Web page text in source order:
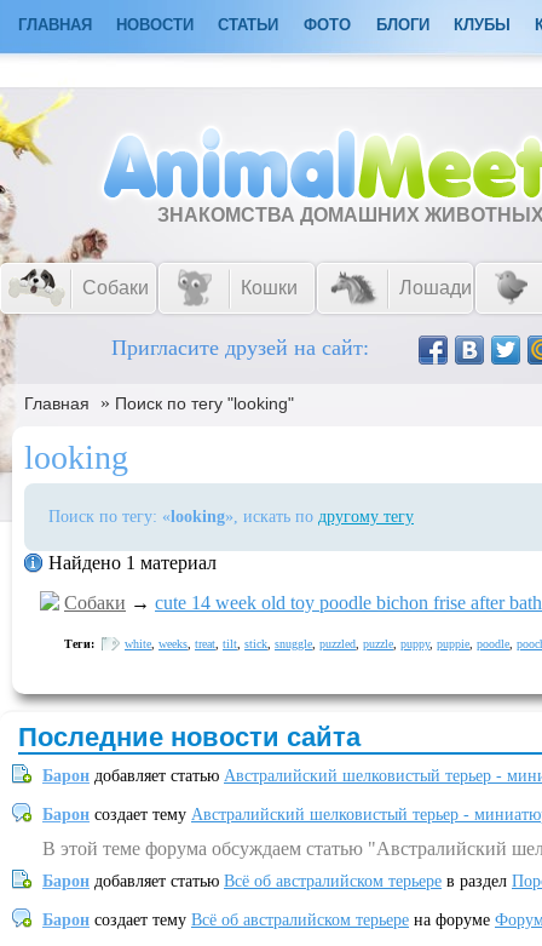
ГЛАВНАЯ НОВОСТИ СТАТЬИ ФОТО БЛОГИ КЛУБЫ
ЗНАКОМСТВА ДОМАШНИХ
Собаки Кошки Лошади
Пригласите друзей на сайт:
Главная » Поиск по тегу "looking"
looking
Поиск по тегу: «looking», искать по другому тегу
Найдено 1 материал
Собаки → cute 14 week old toy poodle bichon frise after
Теги: white weeks treat tilt stick snuggle puzzled puzzle puppy, puppie poodle
Последние новости сайта
Барон добавляет статью Австралийский шелковистый терьер -
Барон создает тему Австралийский шелковистый терьер -
В этой теме форума обсуждаем статью "Австралийский
Барон добавляет статью Всё об австралийском терьере в раздел
Барон создает тему Всё об австралийском терьере на форуме